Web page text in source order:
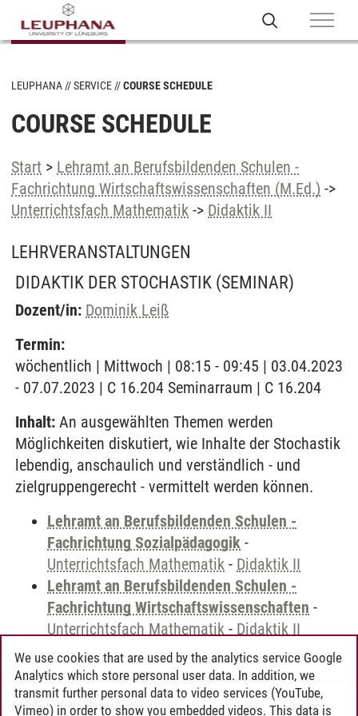
LEUPHANA SERVICE COURSE SCHEDULE
COURSE SCHEDULE
Start > Lehramt an Berufsbildenden Schulen -
Fachrichtung Wirtschaftswissenschaften (M.Ed.) ->
Unterrichtsfach Mathematik -> Didaktik II
LEHRVERANSTALTUNGEN
DIDAKTIK DER STOCHASTIK (SEMINAR)
Dozent/in: Dominik Leiß
Termin:
wöchentlich | Mittwoch | 08:15 - 09:45 | 03.04.2023
- 07.07.2023 | C 16.204 Seminarraum | C 16.204
Inhalt: An ausgewählten Themen werden
Möglichkeiten diskutiert, wie Inhalte der Stochastik
lebendig, anschaulich und verständlich - und
zielgruppengerecht - vermittelt werden können.
Lehramt an Berufsbildenden Schulen -
Fachrichtung Sozialpädagogik -
Unterrichtsfach Mathematik - Didaktik II
Lehramt an Berufsbildenden Schulen -
Fachrichtung Wirtschaftswissenschaften -
Unterrichtsfach Mathematik - Didaktik II
Andreea Tribel 30.06.2024
We use cookies that are used by the analytics service Google
Analytics which store personal user data. In addition, we
transmit further personal data to video services (YouTube,
Vimeo) in order to show you embedded videos. This data is